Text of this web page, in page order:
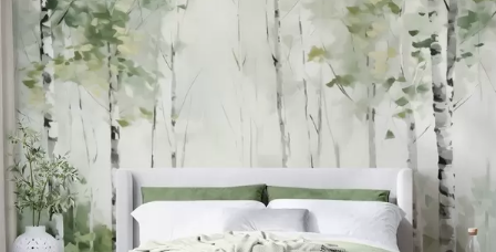
Standard
45.00 27.00€/m²
Premium
56.67 .00 € /m²
Premium Vinil